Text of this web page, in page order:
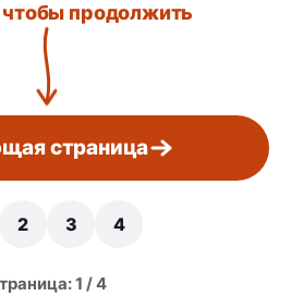
продолжить
страница
2 3 4
1 / 4